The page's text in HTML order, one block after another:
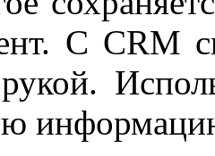
С CRM